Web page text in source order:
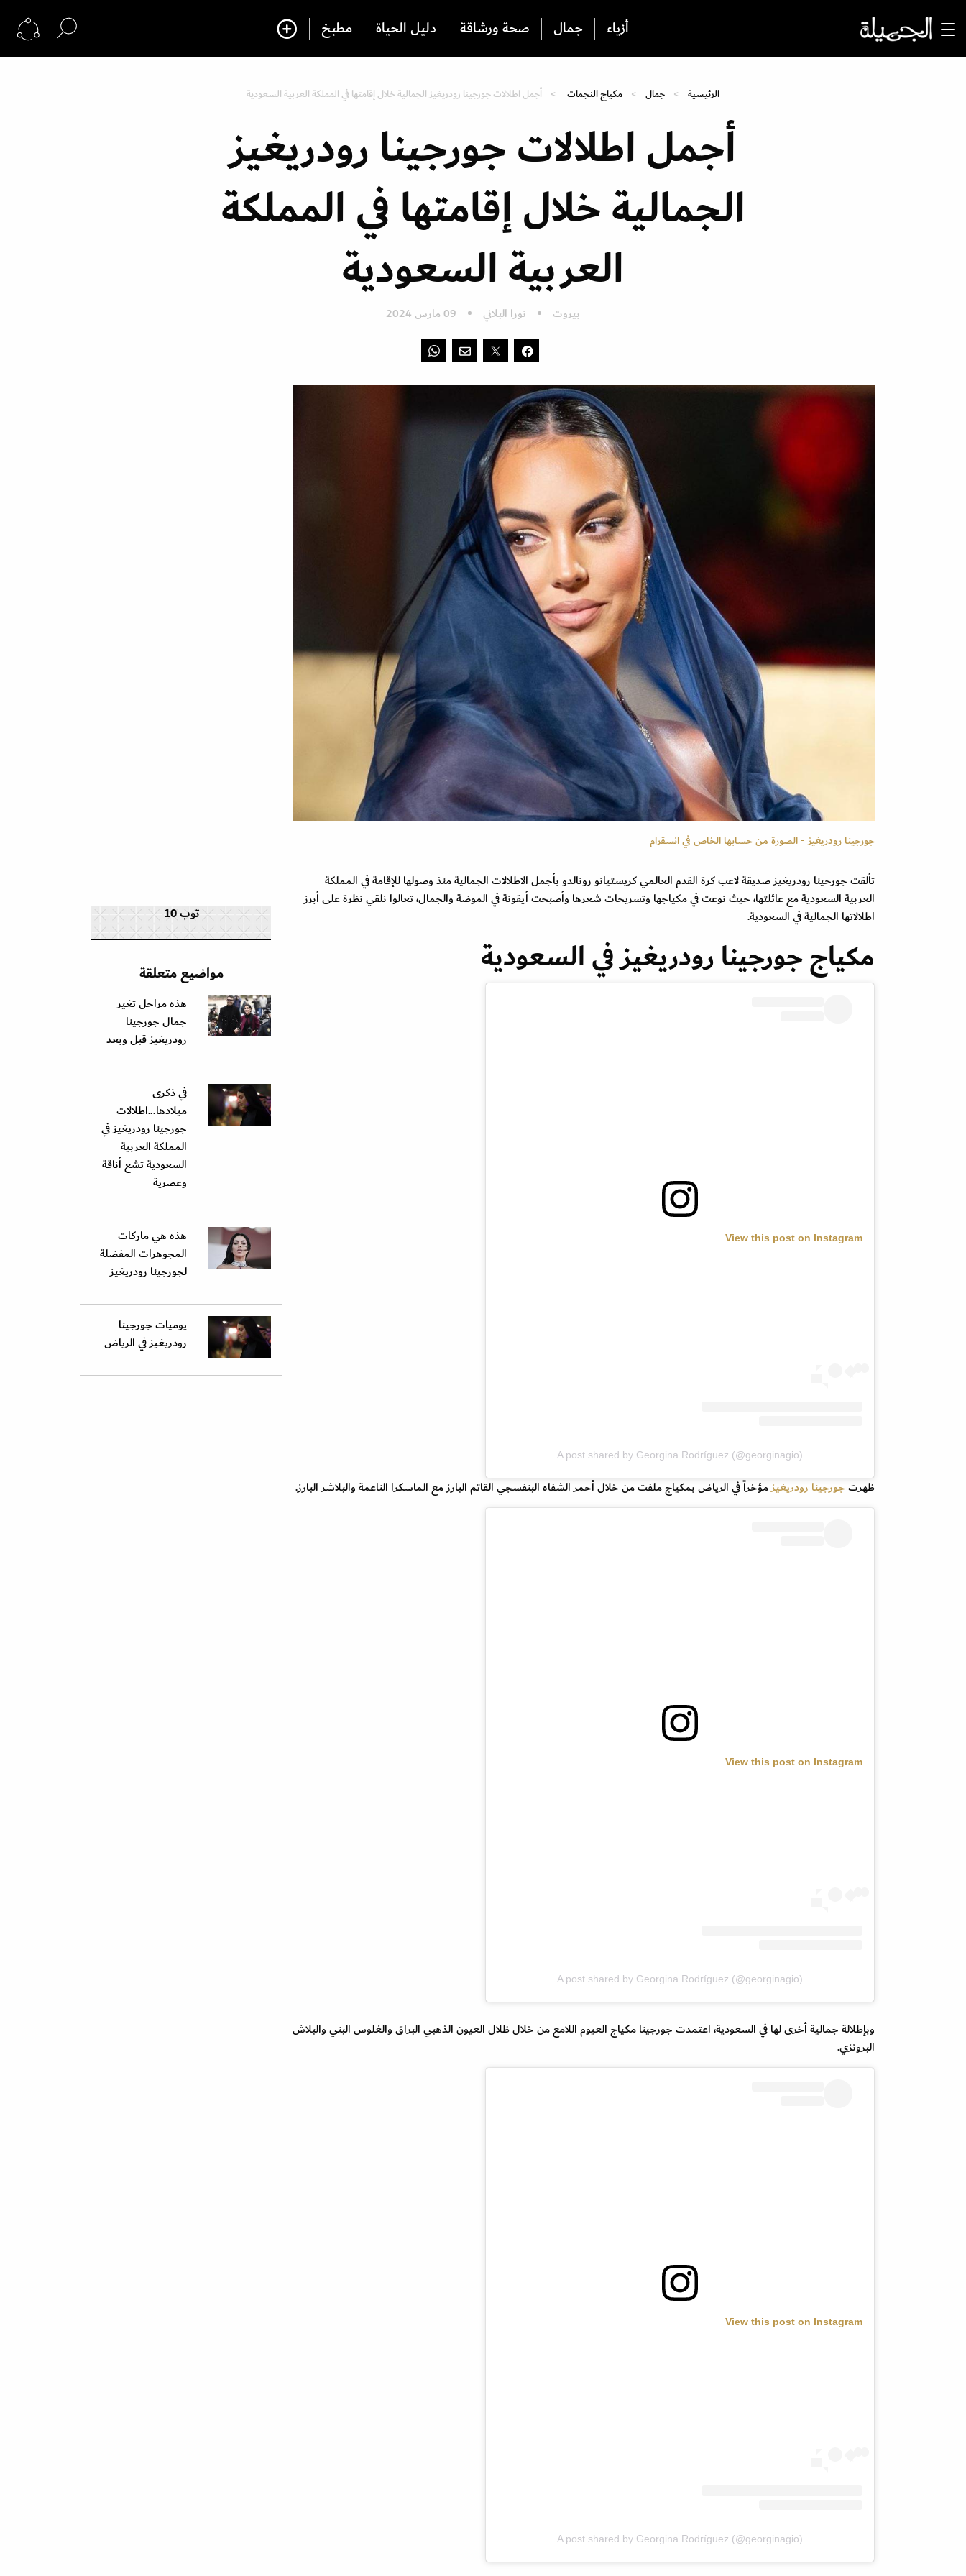
أزياء جمال صحة ورشاقة دليل الحياة مطبخ
الرئيسية جمال مكياج النجمات أجمل اطلالات جورجينا رودريغيز الجمالية خلال إقامتها في المملكة العربية السعودية
أجمل اطلالات جورجينا رودريغيز
الجمالية خلال إقامتها في المملكة
العربية السعودية
بيروت نورا البلاني 09 مارس 2024
جورجينا رودريغيز - الصورة من حسابها الخاص في انسقرام
تألقت جورحينا رودريغيز صديقة لاعب كرة القدم العالمي كريستيانو رونالدو بأجمل الاطلالات الجمالية منذ وصولها للإقامة في المملكة
العربية السعودية مع عائلتها، حيث نوعت في مكياجها وتسريحات شعرها وأصبحت أيقونة في الموضة والجمال، تعالوا نلقي نظرة على أبرز
اطلالاتها الجمالية في السعودية.
مكياج جورجينا رودريغيز في السعودية
View this post on Instagram
A post shared by Georgina Rodríguez (@georginagio)
ظهرتجورجينا رودريغيزمؤخراً في الرياض بمكياج ملفت من خلال أحمر الشفاه البنفسجي القاتم البارز مع الماسكرا الناعمة والبلاشر البارز.
View this post on Instagram
A post shared by Georgina Rodríguez (@georginagio)
وبإطلالة جمالية أخرى لها في السعودية، اعتمدت جورجينا مكياج العيوم اللامع من خلال ظلال العيون الذهبي البراق والغلوس البني والبلاش
البرونزي.
View this post on Instagram
A post shared by Georgina Rodríguez (@georginagio)
توب 10
مواضيع متعلقة
هذه مراحل تغير
جمال جورجينا
رودريغيز قبل وبعد
في ذكرى
ميلادها...اطلالات
جورجينا رودريغيز في
المملكة العربية
السعودية تشع أناقة
وعصرية
هذه هي ماركات
المجوهرات المفضلة
لجورجينا رودريغيز
يوميات جورجينا
رودريغيز في الرياض